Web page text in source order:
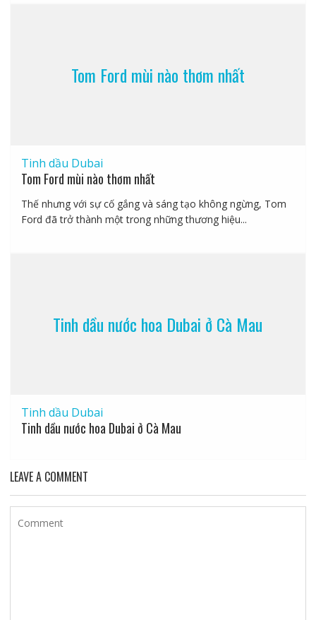
Tom Ford mùi nào thơm nhất
Tinh dầu Dubai
Tom Ford mùi nào thơm nhất
Thế nhưng với sự cố gắng và sáng tạo không ngừng, Tom
Ford đã trở thành một trong những thương hiệu...
Tinh dầu nước hoa Dubai ở Cà Mau
Tinh dầu Dubai
Tinh dầu nước hoa Dubai ở Cà Mau
LEAVE A COMMENT